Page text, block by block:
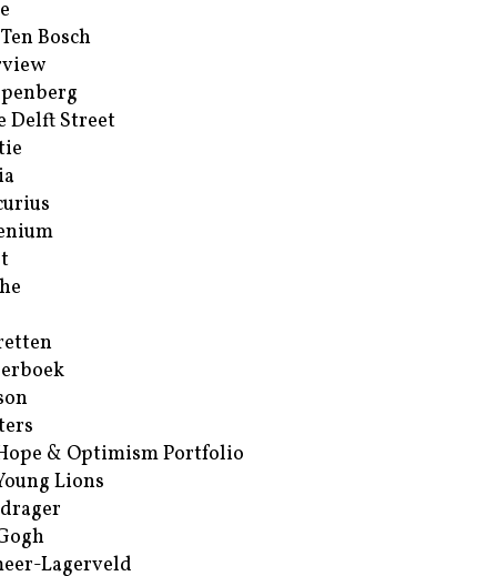
Bosch
Delft Street
& Optimism Portfolio
Lions
Lagerveld